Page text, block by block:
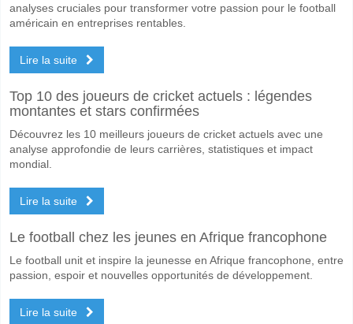
analyses cruciales pour transformer votre passion pour le football
américain en entreprises rentables.
Lire la suite
Top 10 des joueurs de cricket actuels : légendes
montantes et stars confirmées
Découvrez les 10 meilleurs joueurs de cricket actuels avec une
analyse approfondie de leurs carrières, statistiques et impact
mondial.
Lire la suite
Le football chez les jeunes en Afrique francophone
Le football unit et inspire la jeunesse en Afrique francophone, entre
passion, espoir et nouvelles opportunités de développement.
Lire la suite